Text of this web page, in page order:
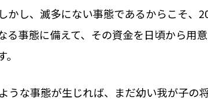
し、滅多にない事態であるからこそ、
事態に備えて、その資金を日頃から用
うな事態が生じれば、まだ幼い我が子の